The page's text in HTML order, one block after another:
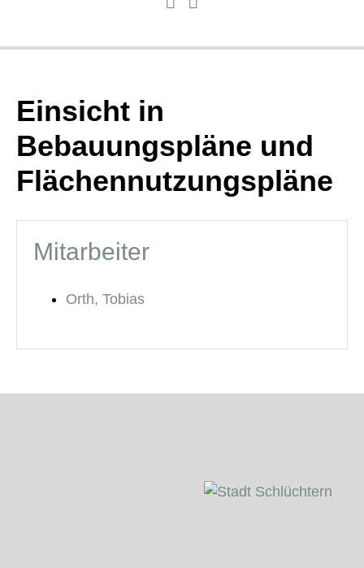
Einsicht in
Bebauungspläne und
Flächennutzungspläne
Mitarbeiter
Orth, Tobias